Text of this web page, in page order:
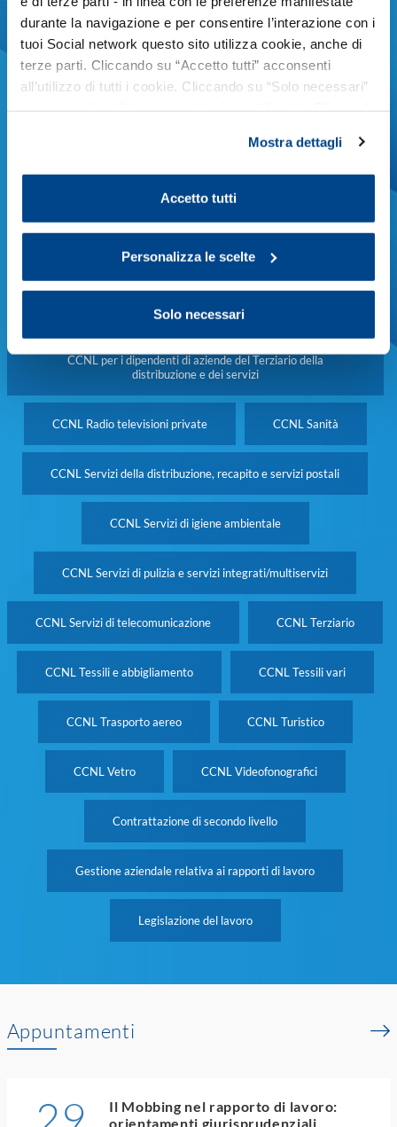
durante la navigazione e per consentire l’interazione con i
tuoi Social network questo sito utilizza cookie, anche di
terze parti. Cliccando su “Accetto tutti” acconsenti
all’utilizzo di tutti i cookie. Cliccando su “Solo necessari”
propria volontà in relazione a ciascuna categoria di
cookie del sito. Per ulteriori informazioni consulta la
Mostra dettagli
Accetto tutti
Personalizza le scelte
Solo necessari
CCNL Lapidei (marmi e pietre)
CCNL Laterizi e manufatti in cemento
CCNL Lavanderie industriali CCNL Legno e arredo
CCNL Orafi e argentieri
CCNL Penne e matite, spazzole e pennelli
CCNL per i dipendenti di aziende del Terziario della
distribuzione e dei servizi
CCNL Radio televisioni private CCNL Sanità
CCNL Servizi della distribuzione, recapito e servizi postali
CCNL Servizi di igiene ambientale
CCNL Servizi di pulizia e servizi integrati/multiservizi
CCNL Servizi di telecomunicazione CCNL Terziario
CCNL Tessili e abbigliamento CCNL Tessili vari
CCNL Trasporto aereo CCNL Turistico
CCNL Vetro CCNL Videofonografici
Contrattazione di secondo livello
Gestione aziendale relativa ai rapporti di lavoro
Legislazione del lavoro
Appuntamenti
Il Mobbing nel rapporto di lavoro:
orientamenti giurisprudenziali